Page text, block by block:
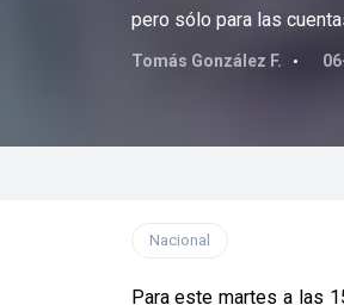
pero sólo para las
Tomás González F.
Nacional
Para este martes a las